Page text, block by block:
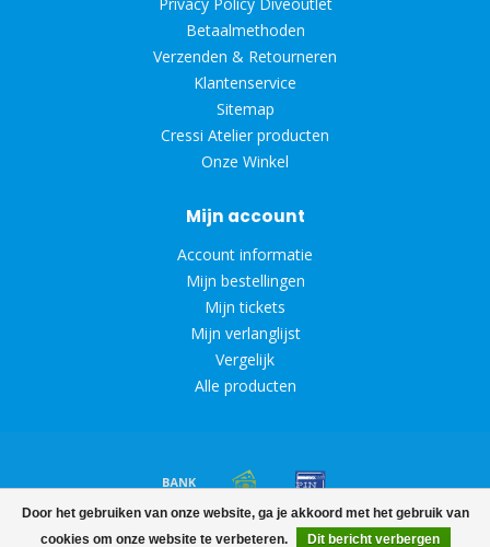
Door het gebruiken van onze website, ga je akkoord met het gebruik van
cookies om onze website te verbeteren.
Dit bericht verbergen
Betaalmethoden
Verzenden & Retourneren
Klantenservice
Sitemap
Cressi Atelier producten
Onze Winkel
Mijn account
Account informatie
Mijn bestellingen
Mijn tickets
Mijn verlanglijst
Vergelijk
Alle producten
© Copyright 2026 Diveoutlet